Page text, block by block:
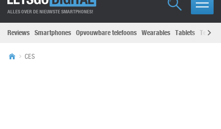
ALLES OVER DE NIEUWSTE SMARTPHONES!
Reviews Smartphones Opvouwbare telefoons Wearables Tablets
CES